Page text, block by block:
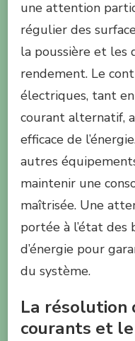
une attention
régulier des
la poussière et les
rendement. Le
électriques, tant
courant alternatif,
efficace de
autres
maintenir une
maîtrisée. Une
portée à l’état des
d’énergie pour
du système.
La résolution
courants et